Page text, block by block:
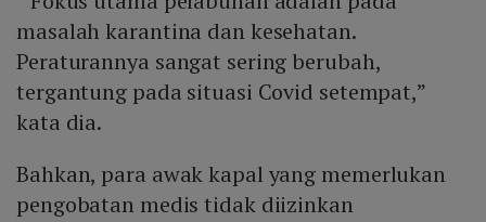
masalah karantina dan kesehatan.
Peraturannya sangat sering berubah,
tergantung pada situasi Covid setempat,”
kata dia.
Bahkan, para awak kapal yang memerlukan
pengobatan medis tidak diizinkan